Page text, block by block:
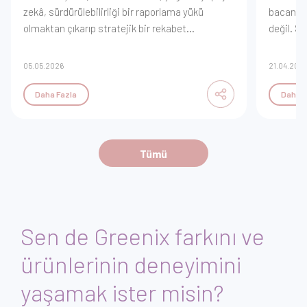
zekâ, sürdürülebilirliği bir raporlama yükü
olmaktan çıkarıp stratejik bir rekabet
enerji optimizasyonundan, emisyon
tahminleme modellerine kadar dijitalleşmenin
yeşil geleceği nasıl inşa ettiğini keşfedin.
Karmaşayı algoritmalarla çözerek sürdürülebilir
vizyonuyla inceleyin.
05.05.2026
Daha Fazla
değil.
Daha
Tümü
Sen de Greenix farkını ve
ürünlerinin deneyimini
yaşamak ister misin?